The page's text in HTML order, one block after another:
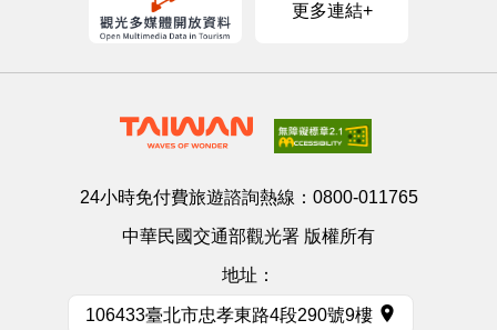
更多連結+
24小時免付費旅遊諮詢熱線： 0800-011765
中華民國交通部觀光署 版權所有
地址：
106433臺北市忠孝東路4段290號9樓